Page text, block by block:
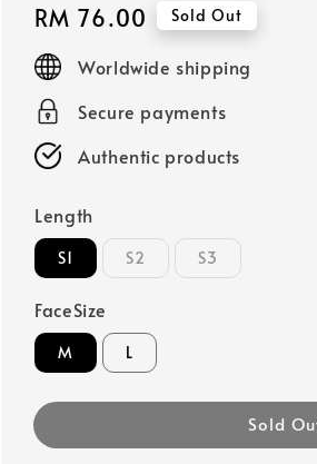
Regular
price
RM 76.00 Sold Out
Worldwide shipping
Secure payments
Authentic products
Length
S1 S2 S3
FaceSize
M L
Sold